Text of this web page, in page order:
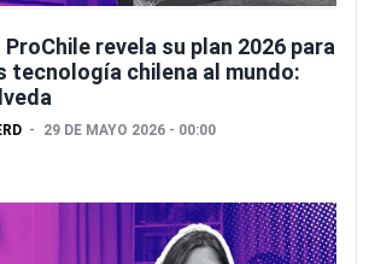
revela su plan 2026 para
tecnología chilena al mundo:
29 DE MAYO 2026 - 00:00